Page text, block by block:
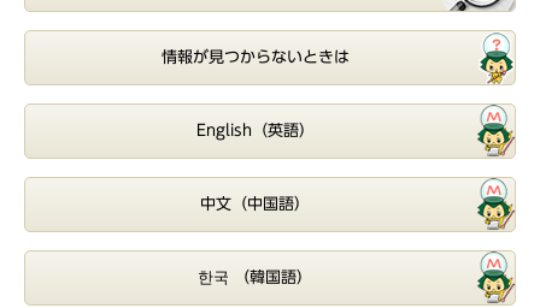
情報が見つからないときは
English（英語）
中文（中国語）
한국 （韓国語）